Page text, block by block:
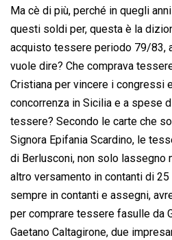
Ma cè di più, perché in quegli
questi soldi per, questa è la
acquisto tessere periodo 79/83,
vuole dire? Che comprava
Cristiana per vincere i congressi
concorrenza in Sicilia e a spese
tessere? Secondo le carte che
Signora Epifania Scardino, le
di Berlusconi, non solo lassegno
altro versamento in contanti di
sempre in contanti e assegni,
per comprare tessere fasulle da
Gaetano Caltagirone, due